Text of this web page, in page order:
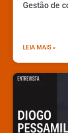
Gestão de
LEIA MAIS »